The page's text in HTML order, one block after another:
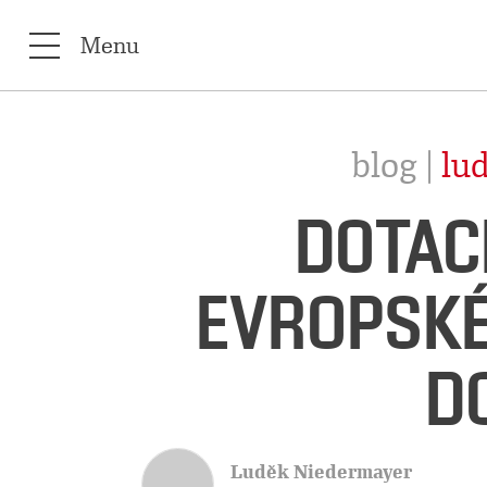
Menu
blog |
Luděk Niedermayer